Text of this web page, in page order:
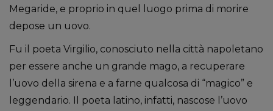
Megaride, e proprio in quel luogo prima di morire
depose un uovo.
Fu il poeta Virgilio, conosciuto nella città napoletano
per essere anche un grande mago, a recuperare
l’uovo della sirena e a farne qualcosa di “magico” e
leggendario. Il poeta latino, infatti, nascose l’uovo